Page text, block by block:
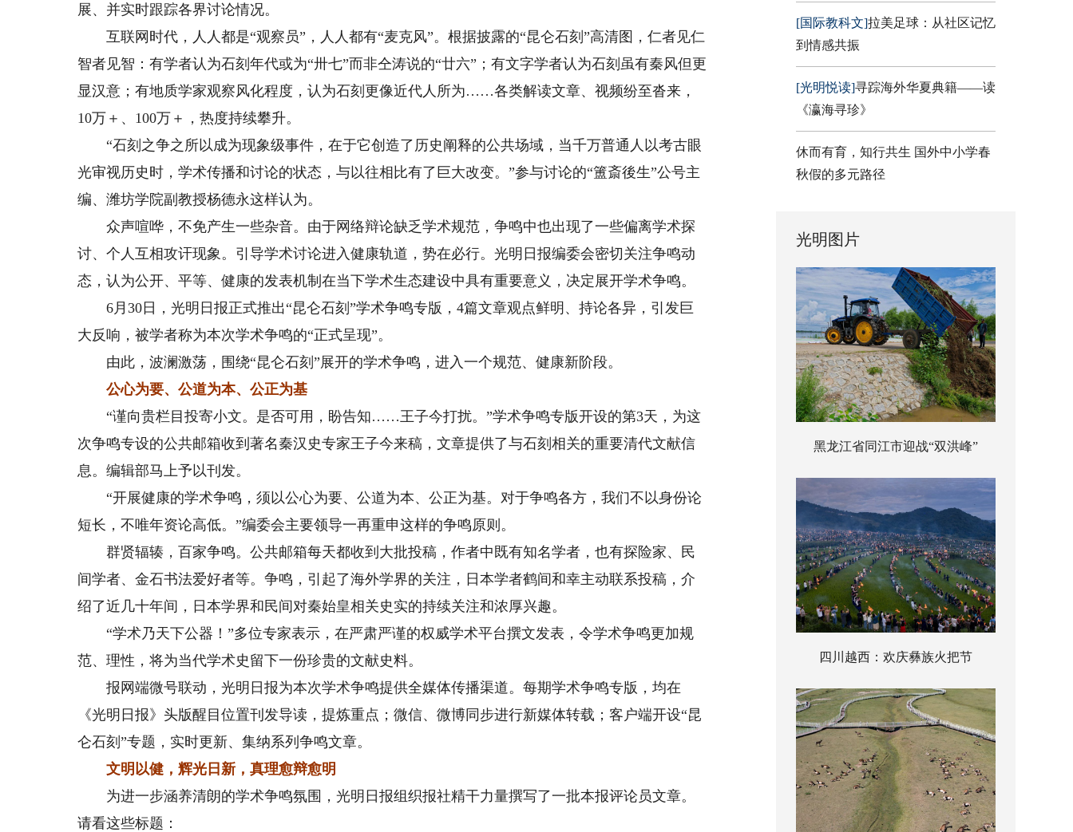
展、并实时跟踪各界讨论情况。
互联网时代，人人都是“观察员”，人人都有“麦克风”。根据披露的“昆仑石刻”高清图，仁者见仁
智者见智：有学者认为石刻年代或为“卅七”而非仝涛说的“廿六”；有文字学者认为石刻虽有秦风但更
显汉意；有地质学家观察风化程度，认为石刻更像近代人所为……各类解读文章、视频纷至沓来，
10万＋、100万＋，热度持续攀升。
“石刻之争之所以成为现象级事件，在于它创造了历史阐释的公共场域，当千万普通人以考古眼
光审视历史时，学术传播和讨论的状态，与以往相比有了巨大改变。”参与讨论的“簠斎後生”公号主
编、潍坊学院副教授杨德永这样认为。
众声喧哗，不免产生一些杂音。由于网络辩论缺乏学术规范，争鸣中也出现了一些偏离学术探
讨、个人互相攻讦现象。引导学术讨论进入健康轨道，势在必行。光明日报编委会密切关注争鸣动
态，认为公开、平等、健康的发表机制在当下学术生态建设中具有重要意义，决定展开学术争鸣。
6月30日，光明日报正式推出“昆仑石刻”学术争鸣专版，4篇文章观点鲜明、持论各异，引发巨
大反响，被学者称为本次学术争鸣的“正式呈现”。
由此，波澜激荡，围绕“昆仑石刻”展开的学术争鸣，进入一个规范、健康新阶段。
公心为要、公道为本、公正为基
“谨向贵栏目投寄小文。是否可用，盼告知……王子今打扰。”学术争鸣专版开设的第3天，为这
次争鸣专设的公共邮箱收到著名秦汉史专家王子今来稿，文章提供了与石刻相关的重要清代文献信
息。编辑部马上予以刊发。
“开展健康的学术争鸣，须以公心为要、公道为本、公正为基。对于争鸣各方，我们不以身份论
短长，不唯年资论高低。”编委会主要领导一再重申这样的争鸣原则。
群贤辐辏，百家争鸣。公共邮箱每天都收到大批投稿，作者中既有知名学者，也有探险家、民
间学者、金石书法爱好者等。争鸣，引起了海外学界的关注，日本学者鹤间和幸主动联系投稿，介
绍了近几十年间，日本学界和民间对秦始皇相关史实的持续关注和浓厚兴趣。
“学术乃天下公器！”多位专家表示，在严肃严谨的权威学术平台撰文发表，令学术争鸣更加规
范、理性，将为当代学术史留下一份珍贵的文献史料。
报网端微号联动，光明日报为本次学术争鸣提供全媒体传播渠道。每期学术争鸣专版，均在
《光明日报》头版醒目位置刊发导读，提炼重点；微信、微博同步进行新媒体转载；客户端开设“昆
仑石刻”专题，实时更新、集纳系列争鸣文章。
文明以健，辉光日新，真理愈辩愈明
为进一步涵养清朗的学术争鸣氛围，光明日报组织报社精干力量撰写了一批本报评论员文章。
请看这些标题：
[国际教科文]拉美足球：从社区记忆
到情感共振
[光明悦读]寻踪海外华夏典籍——读
《瀛海寻珍》
休而有育，知行共生 国外中小学春
秋假的多元路径
光明图片
黑龙江省同江市迎战“双洪峰”
四川越西：欢庆彝族火把节